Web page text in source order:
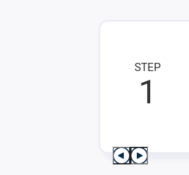
STEP
1